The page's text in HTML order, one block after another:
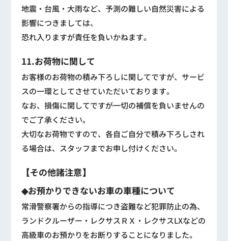
地震・台風・大雨など、予測の難しい自然災害による
影響につきましては、
恐れ入りますが責任を負いかねます。
11.お荷物に関して
お客様のお荷物の積み下ろしに関してですが、サービ
スの一環としてさせていただいております。
なお、損傷に関してですが一切の補償を負いませんの
でご了承ください。
大切なお荷物ですので、各自ご自分で積み下ろしされ
る場合は、スタッフまでお申し付けください。
【その他諸注意】
◆お預かりできないお車の車種について
常滑警察署からの指導につき盗難など犯罪防止の為、
ランドクルーザー・レクサスＲＸ・レクサスLXなどの
高級車のお預かりをお断りすることになりました。